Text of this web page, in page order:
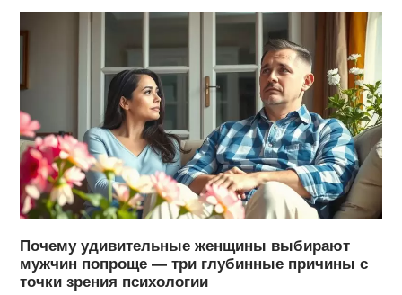
Почему удивительные женщины выбирают
мужчин попроще — три глубинные причины с
точки зрения психологии